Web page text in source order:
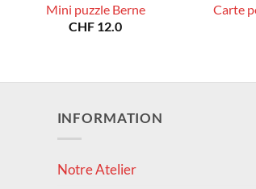
Mini puzzle Berne
CHF 12.0
Carte
INFORMATION
Notre Atelier